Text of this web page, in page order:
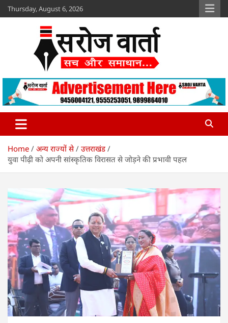
Skip
to
Thursday, August 6, 2026
Sroj Varta
www.srojvarta.in
Home अन्य राज्यों से
उत्तराखंड
युवा पीढ़ी को अपनी सांस्कृतिक विरासत से जोड़ने की प्रभावी पहल